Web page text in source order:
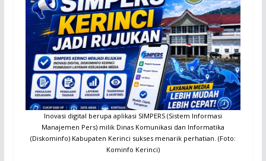
Inovasi digital berupa aplikasi SIMPERS (Sistem Informasi
Manajemen Pers) milik Dinas Komunikasi dan Informatika
(Diskominfo) Kabupaten Kerinci sukses menarik perhatian. (Foto:
Kominfo Kerinci)